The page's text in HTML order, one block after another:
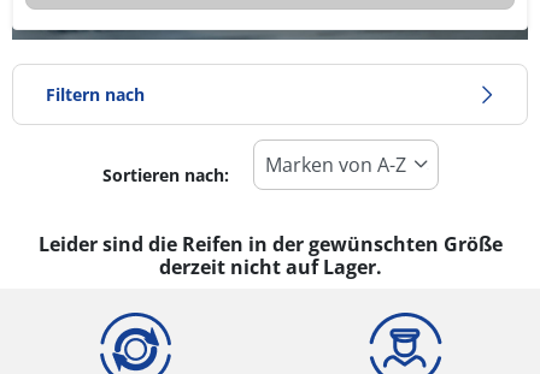
Filtern nach
Reifentyp
Alle Arten (0)
Winter (0)
Sommer (0)
Ganzjahresreifen (0)
Sortieren nach:
Leider sind die Reifen in der gewünschten Größe
derzeit nicht auf Lager.